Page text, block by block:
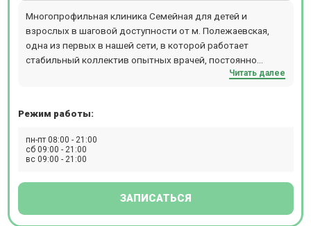
Многопрофильная клиника Семейная для детей и
взрослых в шаговой доступности от м. Полежаевская,
одна из первых в нашей сети, в которой работает
стабильный коллектив опытных врачей, постоянно
совершенствующих свою квалификацию, с большим
спектром направлений лечения: гинекология (ведение
аллергология (кожные пробы, специфическая терапия),
дерматология и косметология (аппаратные и
кожи, лимфоузлов, щитовидной железы, молочной
Читать далее
Режим работы:
пн-пт 08:00 - 21:00
сб 09:00 - 21:00
вс 09:00 - 21:00
ЗАПИСАТЬСЯ